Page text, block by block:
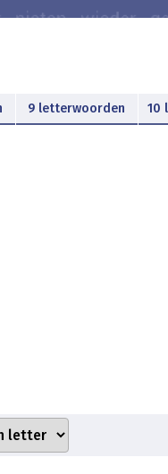
9 letterwoorden 10